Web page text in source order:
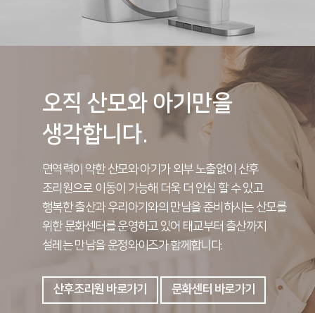
오직 산모와 아기만을
생각합니다.
면역력이 약한 산모와 아기가 외부 노출없이 산후
조리원으로 이동이 가능해 더욱 더 안심 할 수 있고
행복한 출산과 우리아기와의 만남을 준비하시는 산모를
위한 문화센터를 운영하고 있어 태교부터 출산까지
설레는 만남을 운정와이즈가 함께합니다.
산후조리원 바로가기 문화센터 바로가기